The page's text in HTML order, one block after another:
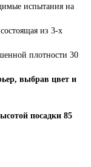
испытания на
, состоящая из 3-х
плотности 30
выбрав цвет и
посадки 85